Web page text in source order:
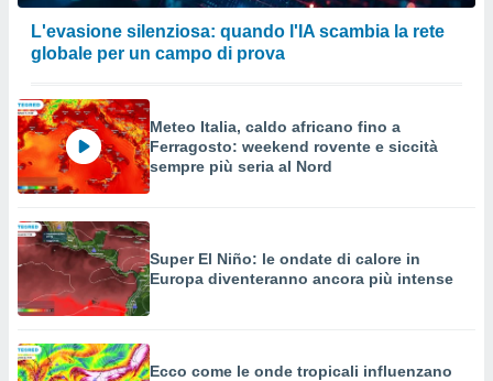
L'evasione silenziosa: quando l'IA scambia la rete
globale per un campo di prova
Meteo Italia, caldo africano fino a
Ferragosto: weekend rovente e siccità
sempre più seria al Nord
Super El Niño: le ondate di calore in
Europa diventeranno ancora più intense
Ecco come le onde tropicali influenzano